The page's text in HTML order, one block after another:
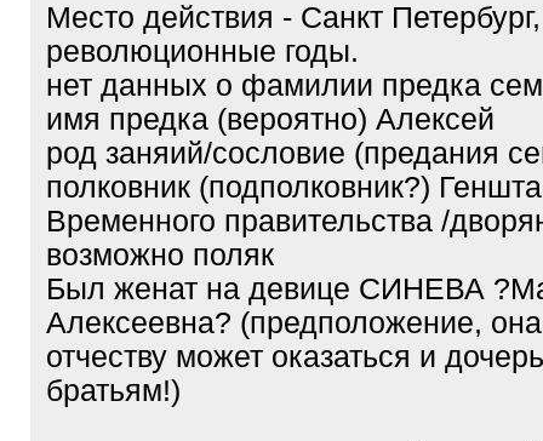
Место действия - Санкт Петербург,
революционные годы.
нет данных о фамилии предка
имя предка (вероятно) Алексей
род заняий/сословие (предания
полковник (подполковник?)
Временного правительства /
возможно поляк
Был женат на девице СИНЕВА
Алексеевна? (предположение,
отчеству может оказаться и
братьям!)